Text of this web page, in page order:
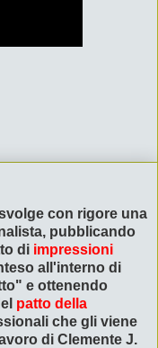
con rigore una
, pubblicando
di impressioni
all'interno di
e ottenendo
patto della
che gli viene
di Clemente J.